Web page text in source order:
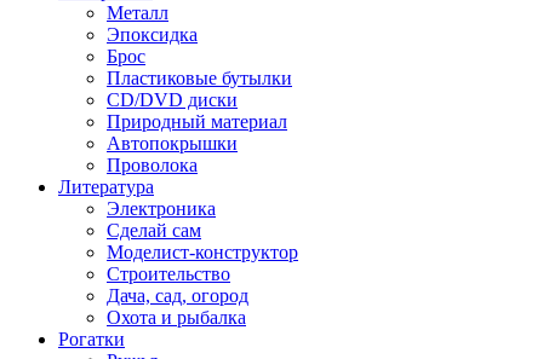
Металл
Эпоксидка
Брос
Пластиковые бутылки
CD/DVD диски
Природный материал
Автопокрышки
Проволока
Литература
Электроника
Сделай сам
Моделист-конструктор
Строительство
Дача, сад, огород
Охота и рыбалка
Рогатки